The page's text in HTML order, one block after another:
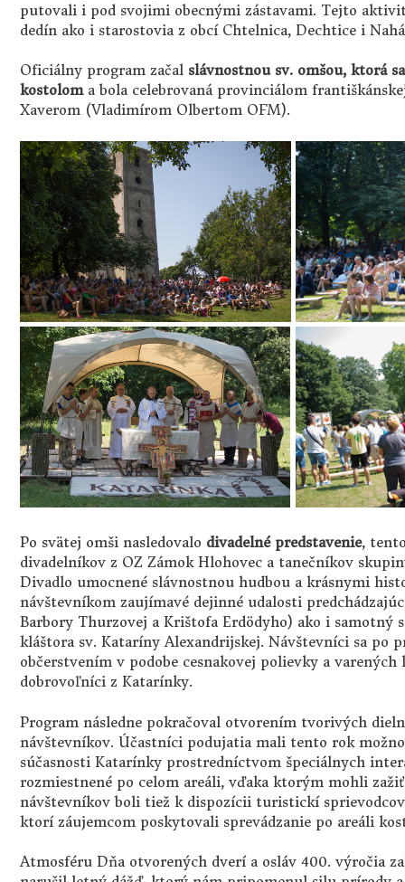
putovali i pod svojimi obecnými zástavami. Tejto
dedín ako i starostovia z obcí Chtelnica, Dechtice i
Oficiálny program začal slávnostnou sv. omšou, ktorá
kostoloma bola celebrovaná provinciálom
Xaverom (Vladimírom Olbertom OFM).
Po svätej omši nasledovalo divadelné predstavenie,
divadelníkov z OZ Zámok Hlohovec a tanečníkov
Divadlo umocnené slávnostnou hudbou a krásnymi
návštevníkom zaujímavé dejinné udalosti
Barbory Thurzovej a Krištofa Erdödyho) ako i samotný
kláštora sv. Kataríny Alexandrijskej. Návštevníci sa po
občerstvením v podobe cesnakovej polievky a
dobrovoľníci z Katarínky.
Program následne pokračoval otvorením tvorivých
návštevníkov. Účastníci podujatia mali tento rok
súčasnosti Katarínky prostredníctvom špeciálnych
rozmiestnené po celom areáli, vďaka ktorým mohli
návštevníkov boli tiež k dispozícii turistickí
ktorí záujemcom poskytovali sprevádzanie po areáli
Atmosféru Dňa otvorených dverí a osláv 400. výročia